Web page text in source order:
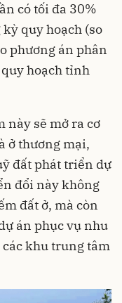
có tối đa 30%
quy hoạch (so
phương án phân
hoạch tỉnh
này sẽ mở ra cơ
ở thương mại,
đất phát triển dự
đổi này không
đất ở, mà còn
án phục vụ nhu
khu trung tâm